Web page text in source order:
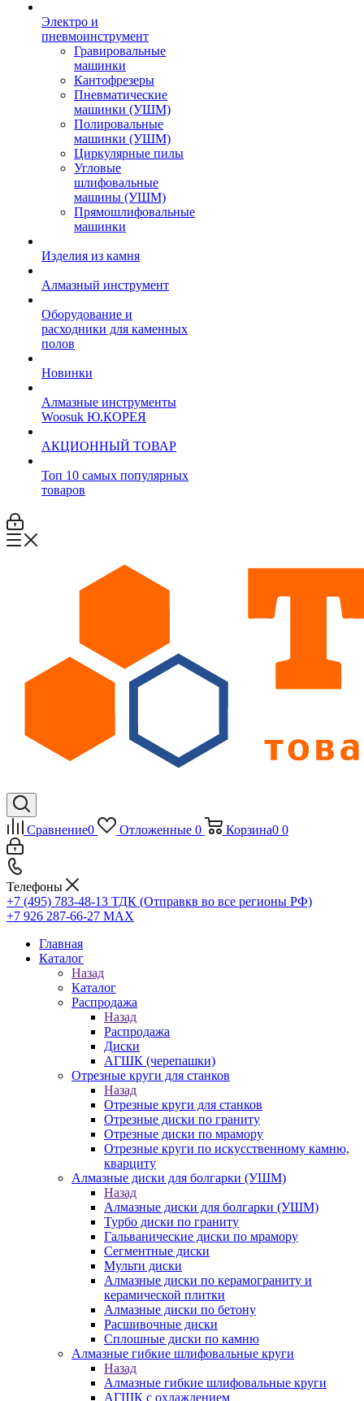
Электро и
пневмоинструмент
Гравировальные
машинки
Кантофрезеры
Пневматические
машинки (УШМ)
Полировальные
машинки (УШМ)
Циркулярные пилы
Угловые
шлифовальные
машины (УШМ)
Прямошлифовальные
машинки
Изделия из камня
Алмазный инструмент
Оборудование и
расходники для каменных
полов
Новинки
Алмазные инструменты
Woosuk Ю.КОРЕЯ
АКЦИОННЫЙ ТОВАР
Топ 10 самых популярных
товаров
Сравнение0 Отложенные 0 Корзина0 0
Телефоны
+7 (495) 783-48-13 ТДК (Отправкв во все регионы РФ)
+7 926 287-66-27 МАХ
Главная
Каталог
Назад
Каталог
Распродажа
Назад
Распродажа
Диски
АГШК (черепашки)
Отрезные круги для станков
Назад
Отрезные круги для станков
Отрезные диски по граниту
Отрезные диски по мрамору
Отрезные круги по искусственному камню,
кварциту
Алмазные диски для болгарки (УШМ)
Назад
Алмазные диски для болгарки (УШМ)
Турбо диски по граниту
Гальванические диски по мрамору
Сегментные диски
Мульти диски
Алмазные диски по керамограниту и
керамической плитки
Алмазные диски по бетону
Расшивочные диски
Сплошные диски по камню
Алмазные гибкие шлифовальные круги
Назад
Алмазные гибкие шлифовальные круги
АГШК с охлаждением